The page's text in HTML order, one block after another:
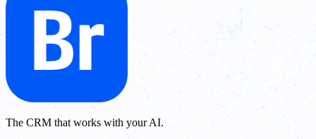
The CRM that works with your AI.